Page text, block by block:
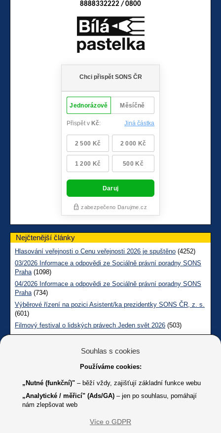
8888332222 / 0800
Nejčtenější články
Hlasování veřejnosti o Cenu veřejnosti 2026 je spuštěno (4252)
03/2026 Informace a odpovědi ze Sociálně právní poradny SONS
Praha(1098)
04/2026 Informace a odpovědi ze Sociálně právní poradny SONS
Praha(734)
Výběrové řízení na pozici Asistent/ka prezidentky SONS ČR, z. s.
(601)
Filmový festival o lidských právech Jeden svět 2026 (503)
Měsíčník SONS CL červen č. 123 2026(485)
05/2026 Informace a odpovědi na dotazy z pražské Sociálně
Technické informace
Počet návštěv:
2 066 997
Web technicky spravuje:
Souhlas s cookies
Používáme cookies:
„Nutné (funkční)" – běží vždy, zajišťují základní funkce webu
„Analytické / měřicí" (Ads/GA) – jen po souhlasu, pomáhají
nám zlepšovat web
Více o GDPR